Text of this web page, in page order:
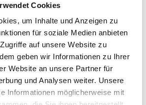
Cookies
um Inhalte und Anzeigen zu
für soziale Medien anbieten
auf unsere Website zu
geben wir Informationen zu Ihrer
Website an unsere Partner für
und Analysen weiter. Unsere
Informationen möglicherweise mit
auswählen
anklicken